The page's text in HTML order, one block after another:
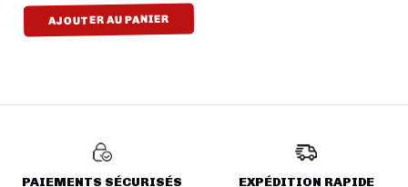
AJOUTER AU PANIER
PAIEMENTS SÉCURISÉS
EXPÉDITION RAPIDE